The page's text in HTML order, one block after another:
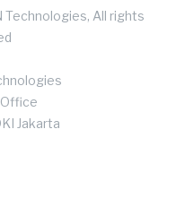
All rights
Jakarta